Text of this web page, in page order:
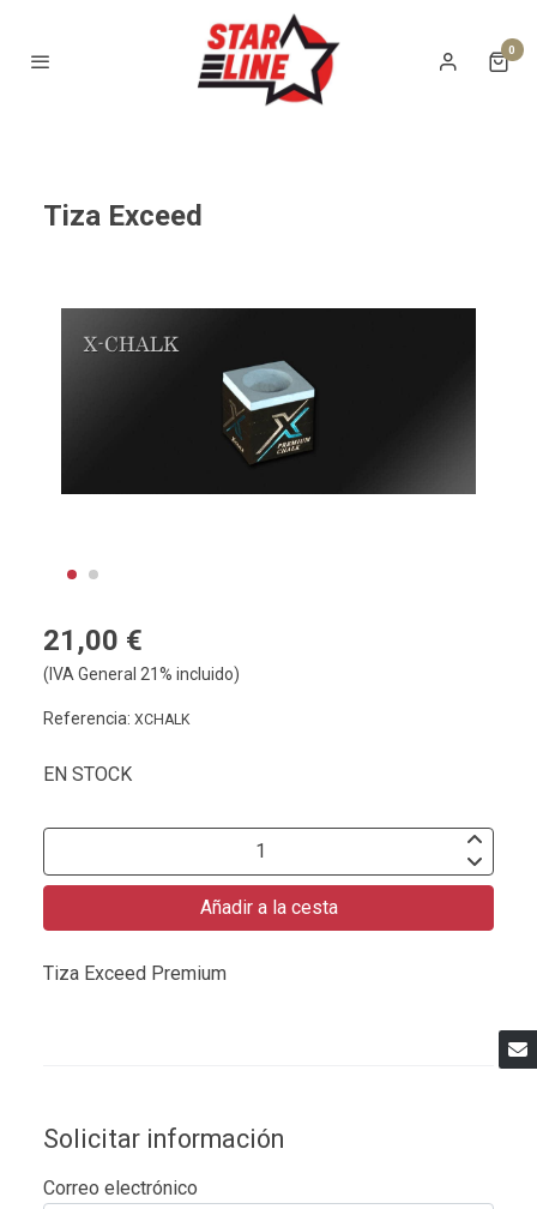
0
Tiza Exceed
21,00 €
(IVA General 21% incluido)
Referencia: XCHALK
EN STOCK
Añadir a la cesta
Tiza Exceed Premium
Solicitar información
Correo electrónico